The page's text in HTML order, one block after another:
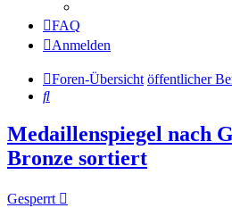
FAQ
Anmelden
Foren-Übersicht öffentlicher
Suche
Medaillenspiegel nach
Bronze sortiert
Gesperrt